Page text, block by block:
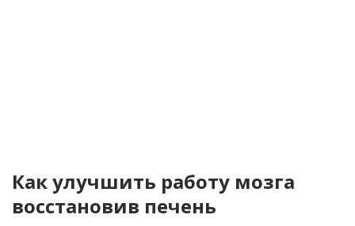
Как улучшить работу мозга
восстановив печень